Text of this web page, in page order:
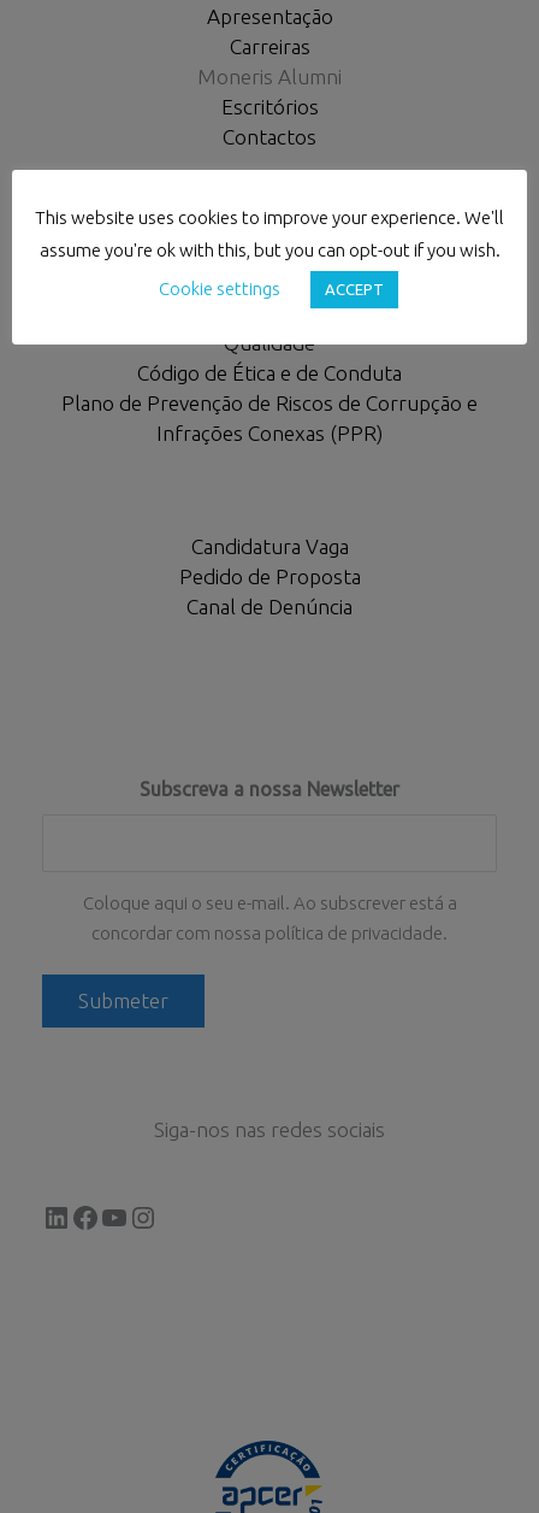
Apresentação
Carreiras
Moneris Alumni
Escritórios
Contactos
Privacidade
Cookies
Responsabilidade Social
Diversidade e Inclusão
Qualidade
Código de Ética e de Conduta
Plano de Prevenção de Riscos de Corrupção e
Infrações Conexas (PPR)
Candidatura Vaga
Pedido de Proposta
Canal de Denúncia
Subscreva a nossa Newsletter
Coloque aqui o seu e-mail. Ao subscrever está a
concordar com nossa política de privacidade.
Siga-nos nas redes sociais
LinkedIn
Facebook
YouTube
Instagram
This website uses cookies to improve your experience. We'll
assume you're ok with this, but you can opt-out if you wish.
Cookie settings
ACCEPT